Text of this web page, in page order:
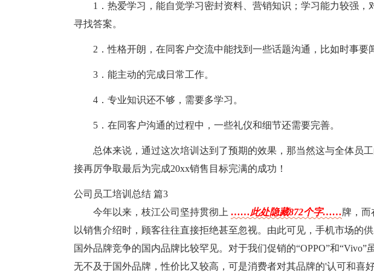
1．热爱学习，能自觉学习密封资料、营销知识；学习能力较强，
寻找答案。
2．性格开朗，在同客户交流中能找到一些话题沟通，比如时事要
3．能主动的完成日常工作。
4．专业知识还不够，需要多学习。
5．在同客户沟通的过程中，一些礼仪和细节还需要完善。
总体来说，通过这次培训达到了预期的效果，那当然这与全体员
接再厉争取最后为完成20xx销售目标完满的成功！
公司员工培训总结 篇3
今年以来，枝江公司坚持贯彻上 ……此处隐藏872个字……牌，而
以销售介绍时，顾客往往直接拒绝甚至忽视。由此可见，手机市场的
国外品牌竞争的国内品牌比较罕见。对于我们促销的“OPPO”和
无不及于国外品牌，性价比又较高，可是消费者对其品牌的'认可和喜好